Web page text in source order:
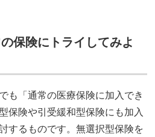
保険にトライしてみよ
も「通常の医療保険に加入でき
保険や引受緩和型保険にも加入
するものです。無選択型保険を